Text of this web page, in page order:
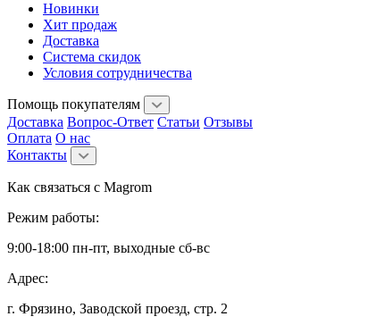
Новинки
Хит продаж
Доставка
Система скидок
Условия сотрудничества
Помощь покупателям
Доставка Вопрос-Ответ Статьи Отзывы
Оплата О нас
Контакты
Как связаться с Magrom
Режим работы:
9:00-18:00 пн-пт, выходные сб-вс
Адрес:
г. Фрязино, Заводской проезд, стр. 2